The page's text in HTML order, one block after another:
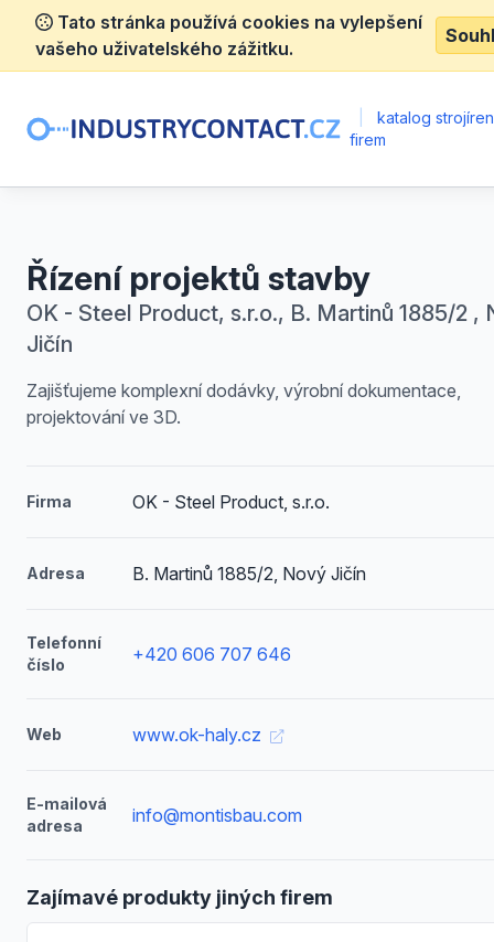
Tato stránka používá cookies na vylepšení
vašeho uživatelského zážitku.
katalog
firem
Řízení projektů stavby
OK - Steel Product, s.r.o., B. Martinů 1885/2 ,
Jičín
Zajišťujeme komplexní dodávky, výrobní dokumentace,
projektování ve 3D.
Firma OK - Steel Product, s.r.o.
Adresa B. Martinů 1885/2, Nový Jičín
Telefonní
číslo
+420 606 707 646
Web www.ok-haly.cz
E-mailová
adresa
info@montisbau.com
Zajímavé produkty jiných firem